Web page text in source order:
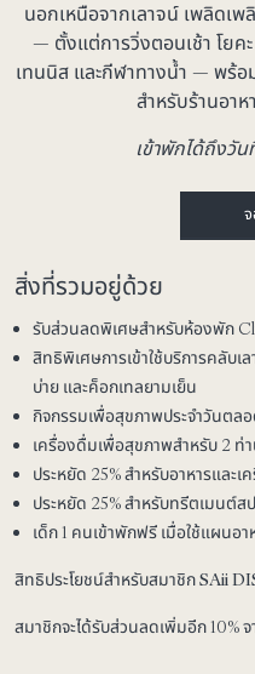
นอกเหนือจากเลาจน์ เพลิดเพ
— ตั้งแต่การวิ่งตอนเช้า โยค
เทนนิส และกีฬาทางน้ำ — พร้
สำหรับร้านอาห
เข้าพักได้ถึงวั
สิ่งที่รวมอยู่ด้วย
รับส่วนลดพิเศษสำหรับห้องพัก
สิทธิพิเศษการเข้าใช้บริการคลับเ
บ่าย และค็อกเทลยามเย็น
กิจกรรมเพื่อสุขภาพประจำวันตล
เครื่องดื่มเพื่อสุขภาพสำหรับ 2 ท่
ประหยัด 25% สำหรับอาหารและ
ประหยัด 25% สำหรับทรีตเมนต์ส
เด็ก 1 คนเข้าพักฟรี เมื่อใช้แผนอ
สิทธิประโยชน์สำหรับสมาชิก SAii
สมาชิกจะได้รับส่วนลดเพิ่มอีก 10%